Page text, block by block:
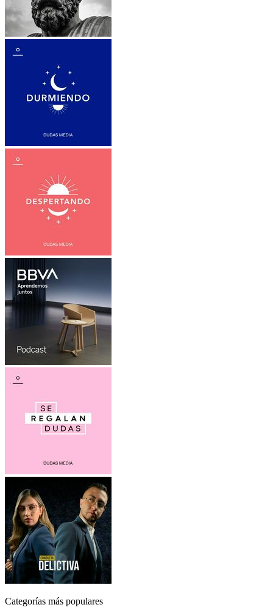
Categorías más populares